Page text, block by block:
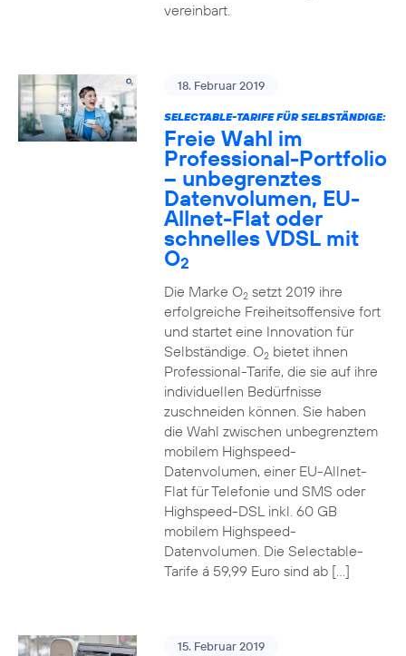
vereinbart.
18. Februar 2019
SELECTABLE-TARIFE FÜR SELBSTÄNDIGE:
Freie Wahl im
Professional-Portfolio
– unbegrenztes
Datenvolumen, EU-
Allnet-Flat oder
schnelles VDSL mit
O2
Die Marke O2setzt 2019 ihre
erfolgreiche Freiheitsoffensive fort
und startet eine Innovation für
Selbständige. O2bietet ihnen
Professional-Tarife, die sie auf ihre
individuellen Bedürfnisse
zuschneiden können. Sie haben
die Wahl zwischen unbegrenztem
mobilem Highspeed-
Datenvolumen, einer EU-Allnet-
Flat für Telefonie und SMS oder
Highspeed-DSL inkl. 60 GB
mobilem Highspeed-
Datenvolumen. Die Selectable-
Tarife á 59,99 Euro sind ab […]
15. Februar 2019